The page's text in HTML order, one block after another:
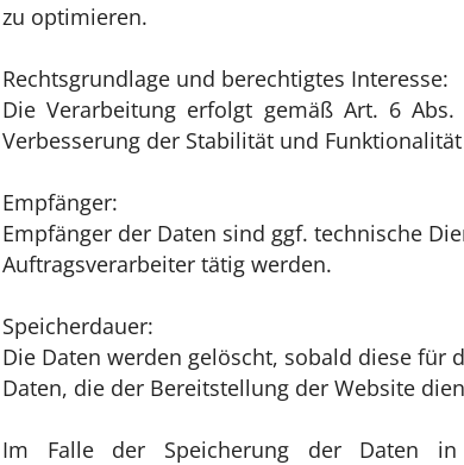
zu optimieren.
Rechtsgrundlage und berechtigtes Interesse:
Die Verarbeitung erfolgt gemäß Art. 6
Verbesserung der Stabilität und
Empfänger:
Empfänger der Daten sind ggf. technische
Auftragsverarbeiter tätig werden.
Speicherdauer:
Die Daten werden gelöscht, sobald diese
Daten, die der Bereitstellung der Website
Im Falle der Speicherung der Daten